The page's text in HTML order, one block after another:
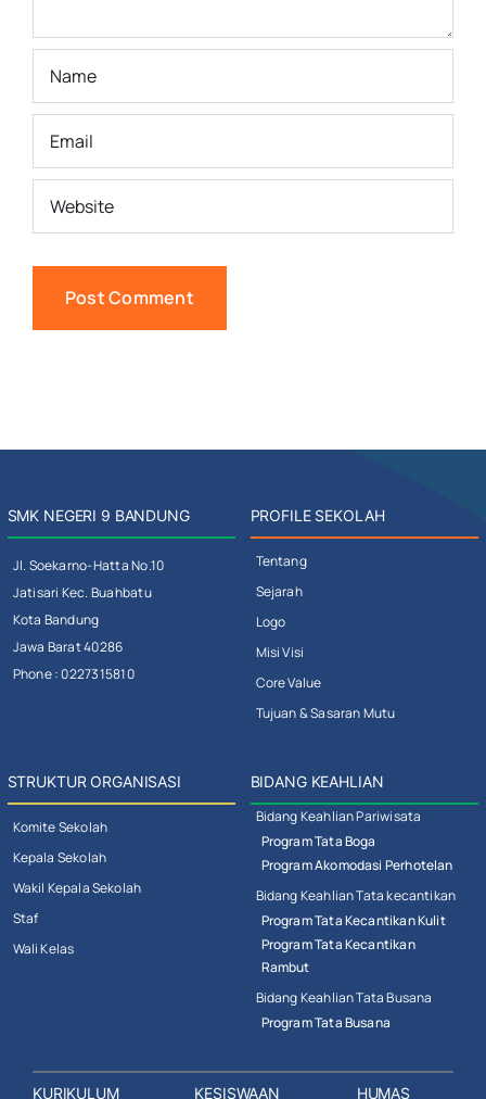
SMK NEGERI 9 BANDUNG
Jl. Soekarno-Hatta No.10
Jatisari Kec. Buahbatu
Kota Bandung
Jawa Barat 40286
Phone : 0227315810
PROFILE SEKOLAH
Tentang
Sejarah
Logo
Misi Visi
Core Value
Tujuan & Sasaran Mutu
STRUKTUR ORGANISASI
Komite Sekolah
Kepala Sekolah
Wakil Kepala Sekolah
Staf
Wali Kelas
BIDANG KEAHLIAN
Bidang Keahlian Pariwisata
Program Tata Boga
Program Akomodasi Perhotelan
Bidang Keahlian Tata kecantikan
Program Tata Kecantikan Kulit
Program Tata Kecantikan
Rambut
Bidang Keahlian Tata Busana
Program Tata Busana
KURIKULUM
KESISWAAN
HUMAS